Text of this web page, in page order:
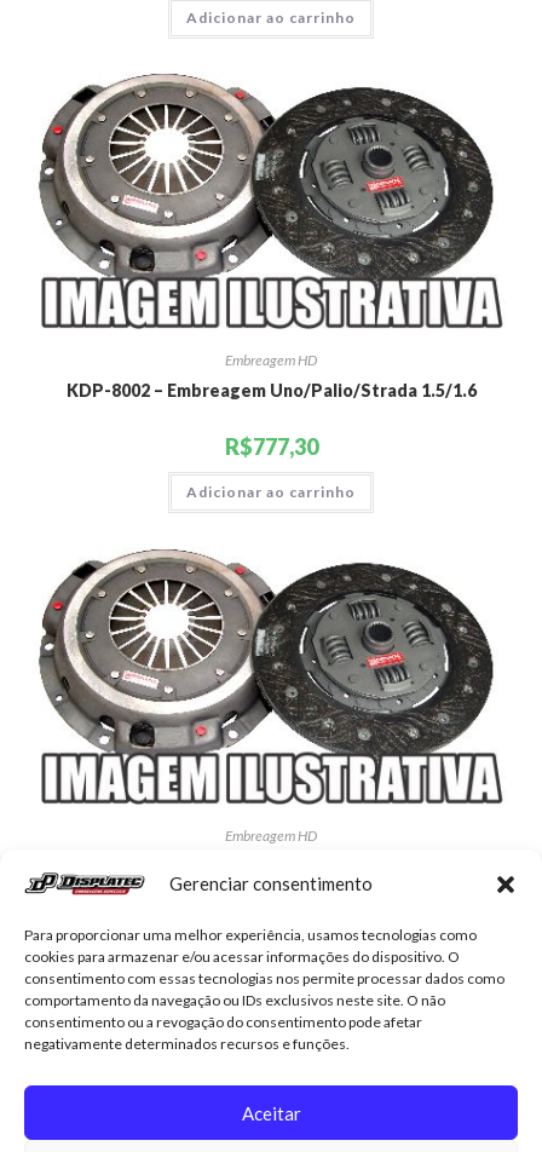
Gerenciar consentimento
Para proporcionar uma melhor experiência, usamos tecnologias como
cookies para armazenar e/ou acessar informações do dispositivo. O
consentimento com essas tecnologias nos permite processar dados como
comportamento da navegação ou IDs exclusivos neste site. O não
consentimento ou a revogação do consentimento pode afetar
negativamente determinados recursos e funções.
Aceitar
Adicionar ao carrinho
Embreagem HD
KDP-8002 – Embreagem Uno/Palio/Strada 1.5/1.6
R$777,30
Adicionar ao carrinho
Embreagem HD
Adicionar ao carrinho